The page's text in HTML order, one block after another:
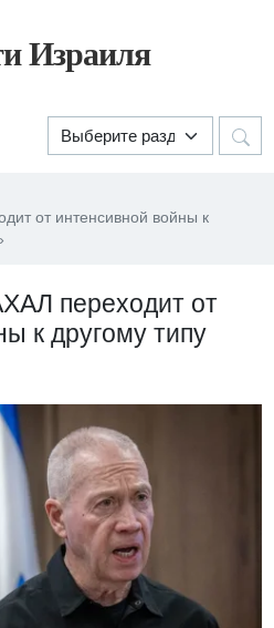
Израиля
от интенсивной войны к
переходит от
к другому типу